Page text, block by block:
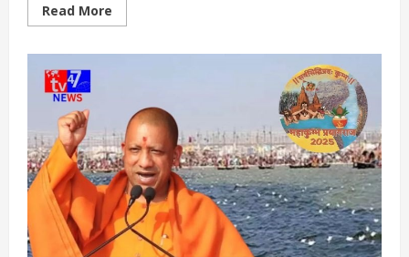
Read More
more
शहीदों
के
बलिदान
को
किया
गया
सम्मानित